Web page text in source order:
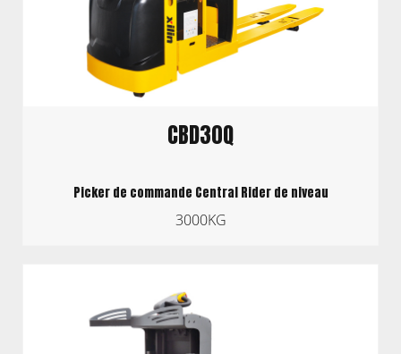
CBD30Q
Picker de commande Central Rider de niveau
3000KG